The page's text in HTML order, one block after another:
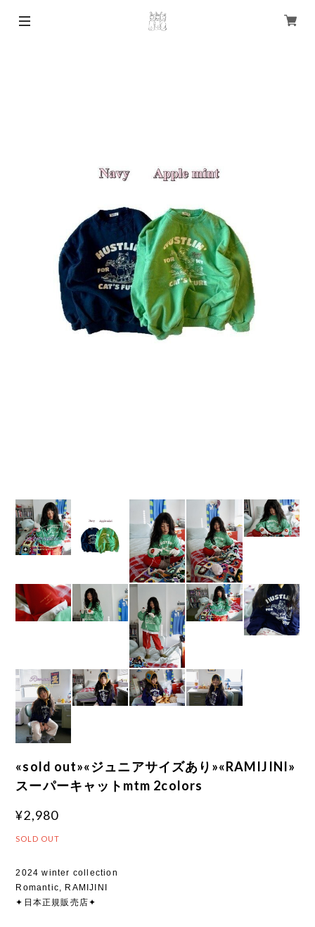
«sold out»«ジュニアサイズあり»«RAMIJINI»
スーパーキャットmtm 2colors
¥2,980
SOLD OUT
2024 winter collection
Romantic, RAMIJINI
✦日本正規販売店✦